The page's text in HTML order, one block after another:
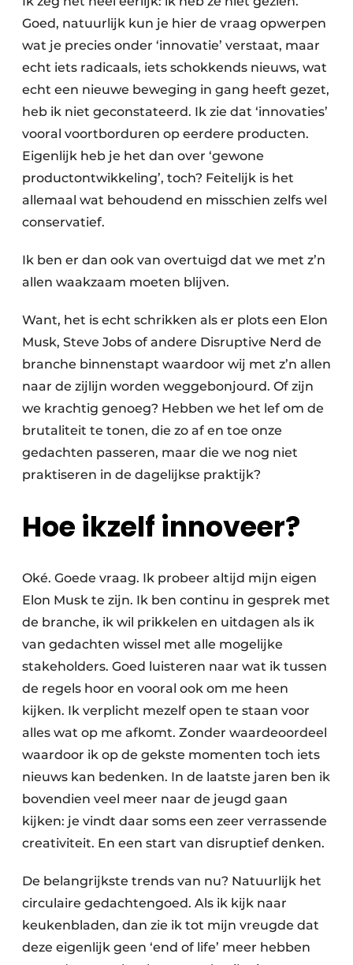
Goed, natuurlijk kun je hier de vraag opwerpen
wat je precies onder ‘innovatie’ verstaat, maar
echt iets radicaals, iets schokkends nieuws, wat
echt een nieuwe beweging in gang heeft gezet,
heb ik niet geconstateerd. Ik zie dat ‘innovaties’
vooral voortborduren op eerdere producten.
Eigenlijk heb je het dan over ‘gewone
productontwikkeling’, toch? Feitelijk is het
allemaal wat behoudend en misschien zelfs wel
conservatief.
Ik ben er dan ook van overtuigd dat we met z’n
allen waakzaam moeten blijven.
Want, het is echt schrikken als er plots een Elon
Musk, Steve Jobs of andere Disruptive Nerd de
branche binnenstapt waardoor wij met z’n allen
naar de zijlijn worden weggebonjourd. Of zijn
we krachtig genoeg? Hebben we het lef om de
brutaliteit te tonen, die zo af en toe onze
gedachten passeren, maar die we nog niet
praktiseren in de dagelijkse praktijk?
Hoe ikzelf innoveer?
Oké. Goede vraag. Ik probeer altijd mijn eigen
Elon Musk te zijn. Ik ben continu in gesprek met
de branche, ik wil prikkelen en uitdagen als ik
van gedachten wissel met alle mogelijke
stakeholders. Goed luisteren naar wat ik tussen
de regels hoor en vooral ook om me heen
kijken. Ik verplicht mezelf open te staan voor
alles wat op me afkomt. Zonder waardeoordeel
waardoor ik op de gekste momenten toch iets
nieuws kan bedenken. In de laatste jaren ben ik
bovendien veel meer naar de jeugd gaan
kijken: je vindt daar soms een zeer verrassende
creativiteit. En een start van disruptief denken.
De belangrijkste trends van nu? Natuurlijk het
circulaire gedachtengoed. Als ik kijk naar
keukenbladen, dan zie ik tot mijn vreugde dat
deze eigenlijk geen ‘end of life’ meer hebben